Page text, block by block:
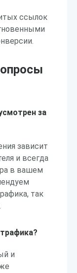
ссылок
за
зависит
и всегда
в вашем
так
и